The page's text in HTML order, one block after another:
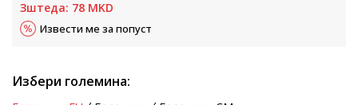
Зштеда: 78 MKD
Извести ме за попуст
Избери големина: